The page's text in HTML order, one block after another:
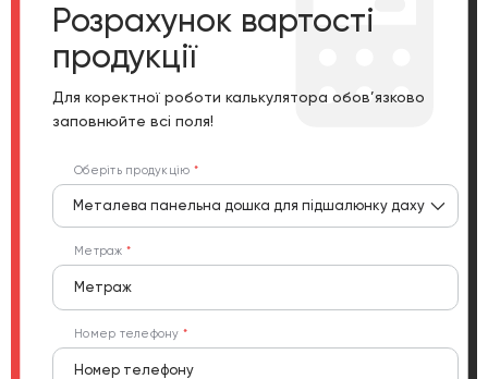
Розрахунок вартості
продукції
Для коректної роботи калькулятора обов’язково
заповнюйте всі поля!
Оберіть продукцію
Металева панельна дошка для підшалюнку даху
Метраж
Номер телефону